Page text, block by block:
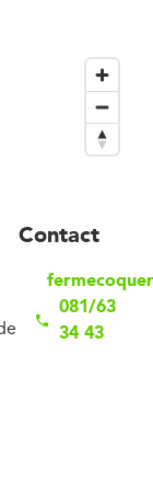
Contact
081/63
34 43